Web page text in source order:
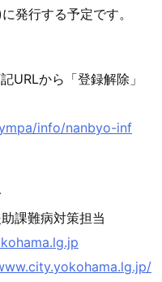
発行する予定です。
URLから「登録解除」
info/nanbyo-inf
課難病対策担当
p/